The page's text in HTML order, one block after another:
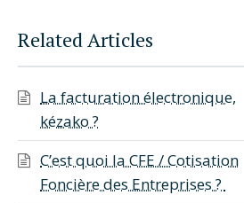
Related Articles
La facturation électronique,
kézako ?
C’est quoi la CFE / Cotisation
Foncière des Entreprises ?